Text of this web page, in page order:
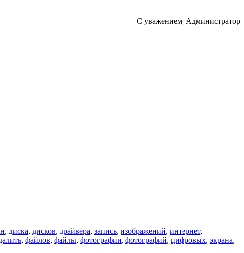
С уважением, Администратор
, диска, дисков, драйвера, запись, изображений, интернет,
, файлов, файлы, фотографии, фотографий, цифровых, экрана,